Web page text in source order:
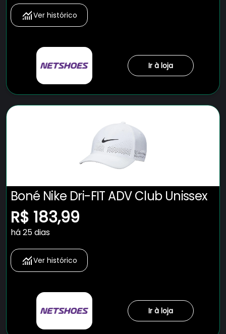
Ver histórico
Ir à loja
Boné Nike Dri-FIT ADV Club Unissex
R$ 183,99
há 25 dias
Ver histórico
Ir à loja